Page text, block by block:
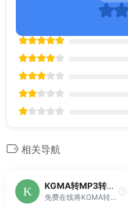
相关导航
KGMA转MP3转换器 – 免费在线，免上传 | 音频格式转换器
免费在线将KGMA转换为MP3。快速浏览器转换，无需上传。支持批量转换多个文件。